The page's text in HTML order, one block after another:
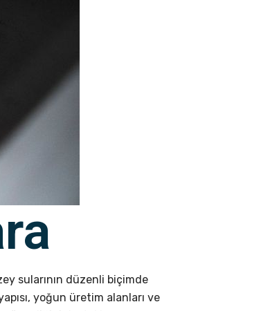
sularının düzenli biçimde
yoğun üretim alanları ve